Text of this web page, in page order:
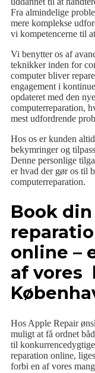
Fra almindelige
mere komplekse
vi kompetencerne til
Vi benytter os af
teknikker inden for
computer bliver
engagement i
opdateret med den
computerreparation,
mest udfordrende
Hos os er kunden
bekymringer og
Denne personlige
er hvad der gør os til
computerreparation.
Book
online –
af vores
Hos Apple Repair
muligt at få ordnet
til
reparation online,
forbi en af vores